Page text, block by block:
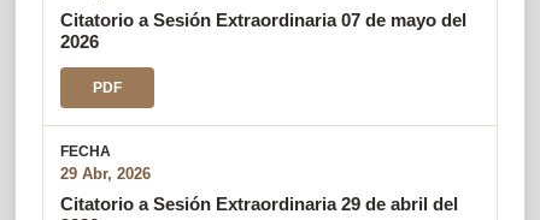
Citatorio a Sesión Extraordinaria 07 de mayo del
2026
PDF
29 Abr, 2026
Citatorio a Sesión Extraordinaria 29 de abril del